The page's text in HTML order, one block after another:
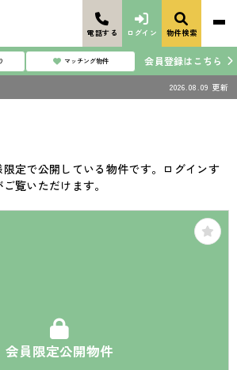
電話する ログイン 物件検索
マッチング物件 会員登録はこちら
2026.08.09 更新
定で公開している物件です。ログインす
覧いただけます。
会員限定公開物件